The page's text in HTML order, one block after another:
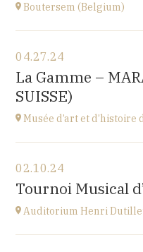
Boutersem (Belgium)
Sint-Annakerk
Roosbeek
at20H00
Go to site
04.27.24
La Gamme –
SUISSE)
Musée d’art et d’histoire
Esplanade Léopold-
at20H15
02.10.24
Tournoi Musical
Auditorium Henri